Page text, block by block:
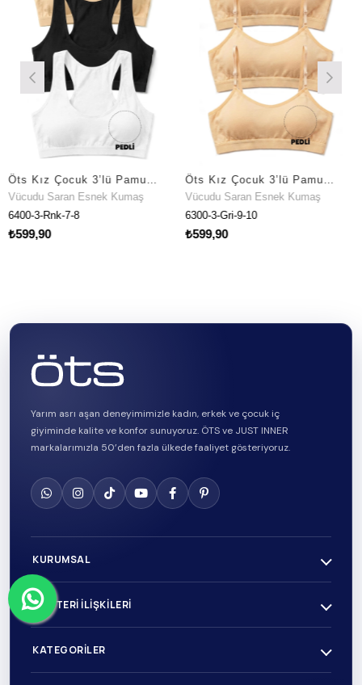
Öts Kız Çocuk 3’lü Pamuklu Büstiyer Kalın Askılı Sporcu Kesim Pedli Destekleyici Yapı (6400-3)
Saran Esnek Kumaş
3-Rnk-7-8
Öts Kız Çocuk 3’lü Pamuklu Büstiyer Ayarlanabilir Askılı Çıkarılabilir Pedli Ergonomik Toparlayıcı (6300-3)
Vücudu Saran Esnek Kumaş
6300-3-Gri-9-10
₺599,90
Yarım asrı aşan deneyimimizle kadın, erkek ve çocuk iç
giyiminde kalite ve konfor sunuyoruz. ÖTS ve JUST INNER
markalarımızla 50’den fazla ülkede faaliyet gösteriyoruz.
KURUMSAL
MÜŞTERI İLIŞKILERI
KATEGORILER